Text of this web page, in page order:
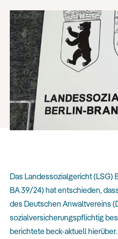
Das Landessozialgericht (LSG)
BA 39/24) hat entschieden,
des Deutschen Anwaltvereins
sozialversicherungspflichtig
berichtete beck-aktuell hierüber.